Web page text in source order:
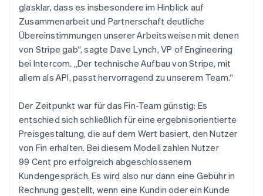
glasklar, dass es insbesondere im Hinblick auf
Zusammenarbeit und Partnerschaft deutliche
Übereinstimmungen unserer Arbeitsweisen mit denen
von Stripe gab“, sagte Dave Lynch, VP of Engineering
bei Intercom. „Der technische Aufbau von Stripe, mit
allem als API, passt hervorragend zu unserem Team.“
Der Zeitpunkt war für das Fin-Team günstig: Es
entschied sich schließlich für eine ergebnisorientierte
Preisgestaltung, die auf dem Wert basiert, den Nutzer
von Fin erhalten. Bei diesem Modell zahlen Nutzer
99 Cent pro erfolgreich abgeschlossenem
Kundengespräch. Es wird also nur dann eine Gebühr in
Rechnung gestellt, wenn eine Kundin oder ein Kunde